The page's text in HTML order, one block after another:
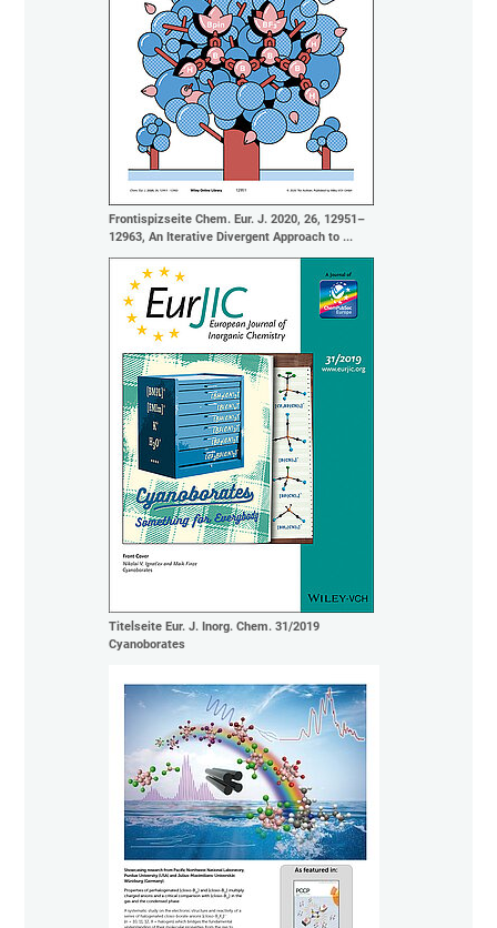
Frontispizseite Chem. Eur. J. 2020, 26, 12951–
12963, An Iterative Divergent Approach to ...
Titelseite Eur. J. Inorg. Chem. 31/2019
Cyanoborates